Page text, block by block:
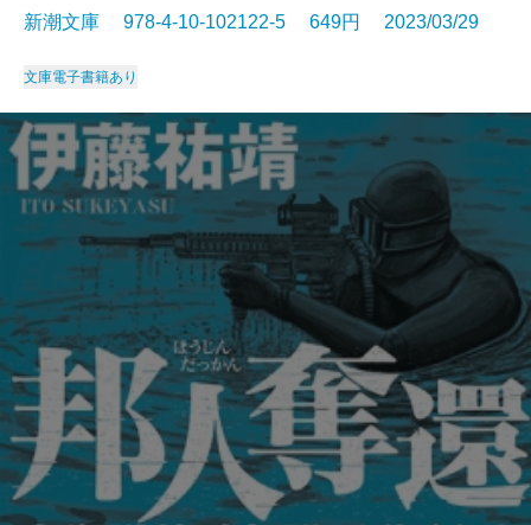
新潮文庫 978-4-10-102122-5 649円 2023/03/29
文庫電子書籍あり